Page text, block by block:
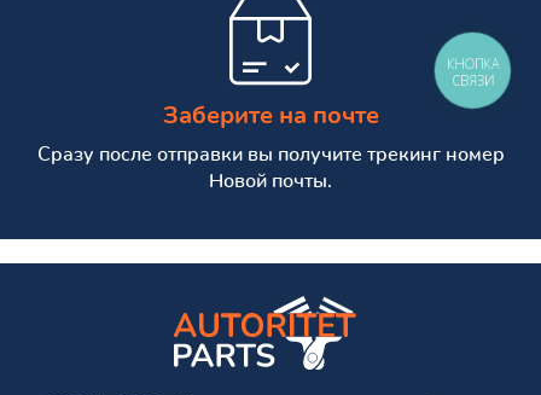
Заберите на почте
Сразу после отправки вы получите трекинг номер
Новой почты.
КНОПКА
СВЯЗИ